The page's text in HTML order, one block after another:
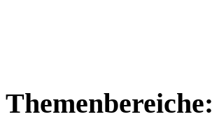
Themenbereiche: